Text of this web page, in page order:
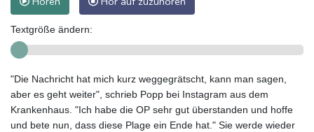
Textgröße ändern:
"Die Nachricht hat mich kurz weggegrätscht, kann man sagen,
aber es geht weiter", schrieb Popp bei Instagram aus dem
Krankenhaus. "Ich habe die OP sehr gut überstanden und hoffe
und bete nun, dass diese Plage ein Ende hat." Sie werde wieder